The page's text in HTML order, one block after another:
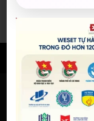
VỀ CHÚNG TÔI